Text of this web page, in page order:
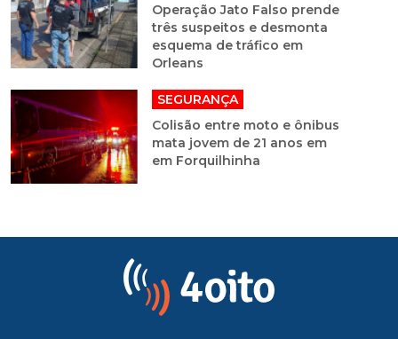
Operação Jato Falso prende
três suspeitos e desmonta
esquema de tráfico em
Orleans
SEGURANÇA
Colisão entre moto e ônibus
mata jovem de 21 anos em
em Forquilhinha